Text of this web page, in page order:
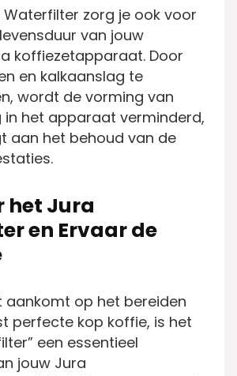
zorg je ook voor
van jouw
koffiezetapparaat. Door
en kalkaanslag te
wordt de vorming van
in het apparaat verminderd,
aan het behoud van de
het Jura
en Ervaar de
aankomt op het bereiden
perfecte kop koffie, is het
een essentieel
jouw Jura